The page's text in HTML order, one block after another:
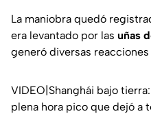
La maniobra quedó
era levantado por las uñas
generó diversas
VIDEO|Shanghái bajo
plena hora pico que dejó a